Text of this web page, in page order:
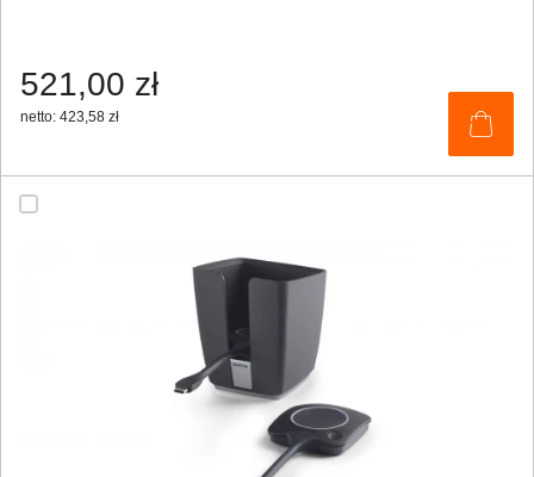
521,00 zł
netto: 423,58 zł